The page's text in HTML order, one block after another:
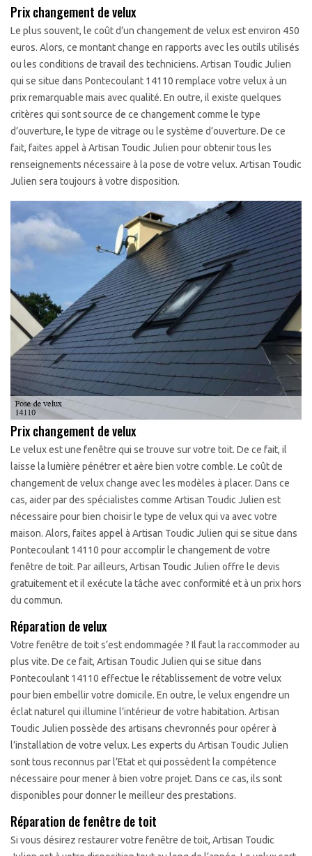
Prix changement de velux
Le plus souvent, le coût d’un changement de velux est environ 450
euros. Alors, ce montant change en rapports avec les outils utilisés
ou les conditions de travail des techniciens. Artisan Toudic Julien
qui se situe dans Pontecoulant 14110 remplace votre velux à un
prix remarquable mais avec qualité. En outre, il existe quelques
critères qui sont source de ce changement comme le type
d’ouverture, le type de vitrage ou le système d’ouverture. De ce
fait, faites appel à Artisan Toudic Julien pour obtenir tous les
renseignements nécessaire à la pose de votre velux. Artisan Toudic
Julien sera toujours à votre disposition.
Prix changement de velux
Le velux est une fenêtre qui se trouve sur votre toit. De ce fait, il
laisse la lumière pénétrer et aère bien votre comble. Le coût de
changement de velux change avec les modèles à placer. Dans ce
cas, aider par des spécialistes comme Artisan Toudic Julien est
nécessaire pour bien choisir le type de velux qui va avec votre
maison. Alors, faites appel à Artisan Toudic Julien qui se situe dans
Pontecoulant 14110 pour accomplir le changement de votre
fenêtre de toit. Par ailleurs, Artisan Toudic Julien offre le devis
gratuitement et il exécute la tâche avec conformité et à un prix hors
du commun.
Réparation de velux
Votre fenêtre de toit s’est endommagée ? Il faut la raccommoder au
plus vite. De ce fait, Artisan Toudic Julien qui se situe dans
Pontecoulant 14110 effectue le rétablissement de votre velux
pour bien embellir votre domicile. En outre, le velux engendre un
éclat naturel qui illumine l’intérieur de votre habitation. Artisan
Toudic Julien possède des artisans chevronnés pour opérer à
l’installation de votre velux. Les experts du Artisan Toudic Julien
sont tous reconnus par l’Etat et qui possèdent la compétence
nécessaire pour mener à bien votre projet. Dans ce cas, ils sont
disponibles pour donner le meilleur des prestations.
Réparation de fenêtre de toit
Si vous désirez restaurer votre fenêtre de toit, Artisan Toudic